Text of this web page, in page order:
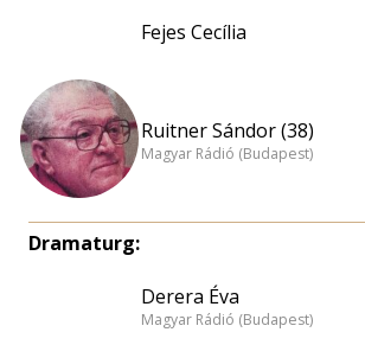
Fejes Cecília
Ruitner Sándor (38)
Magyar Rádió (Budapest)
Dramaturg:
Derera Éva
Magyar Rádió (Budapest)